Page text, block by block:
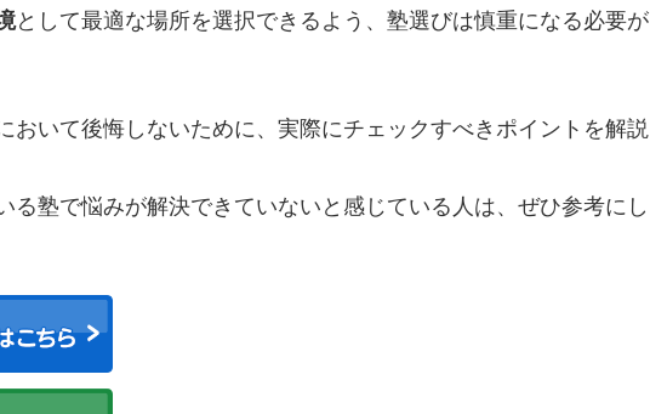
として最適な場所を選択できるよう、塾選びは慎重になる必要が
おいて後悔しないために、実際にチェックすべきポイントを解説
る塾で悩みが解決できていないと感じている人は、ぜひ参考にし